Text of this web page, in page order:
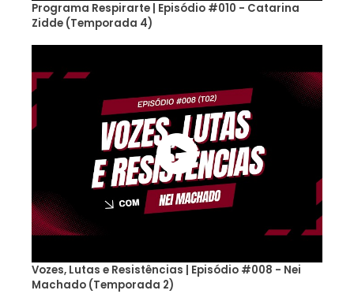
Programa Respirarte | Episódio #010 - Catarina
Zidde (Temporada 4)
Vozes, Lutas e Resistências | Episódio #008 - Nei
Machado (Temporada 2)